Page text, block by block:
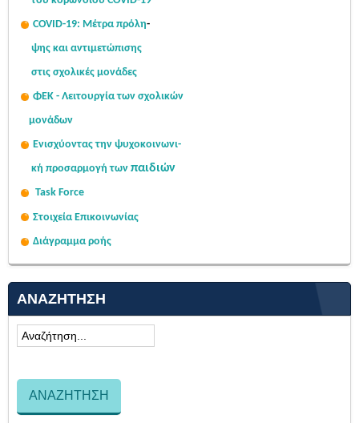
COVID-19: Μέτρα πρόλη-
ψης και αντιμετώπισης
στις σχολικές μονάδες
ΦΕΚ - Λειτουργία των σχολικών
μονάδων
Ενισχύοντας την ψυχοκοινωνι-
κή προσαρμογή των παιδιών
Task Force
Στοιχεία Επικοινωνίας
Διάγραμμα ροής
ΑΝΑΖΉΤΗΣΗ